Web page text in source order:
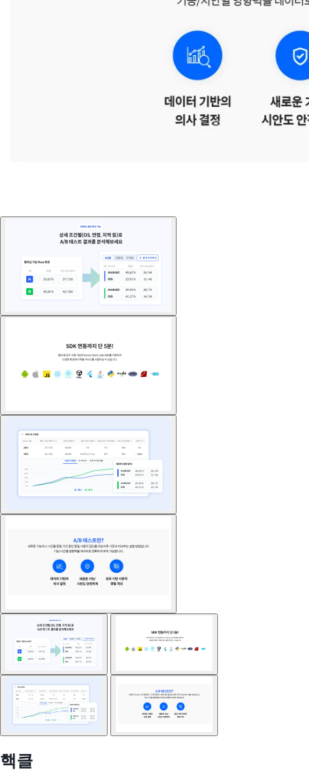
핵클